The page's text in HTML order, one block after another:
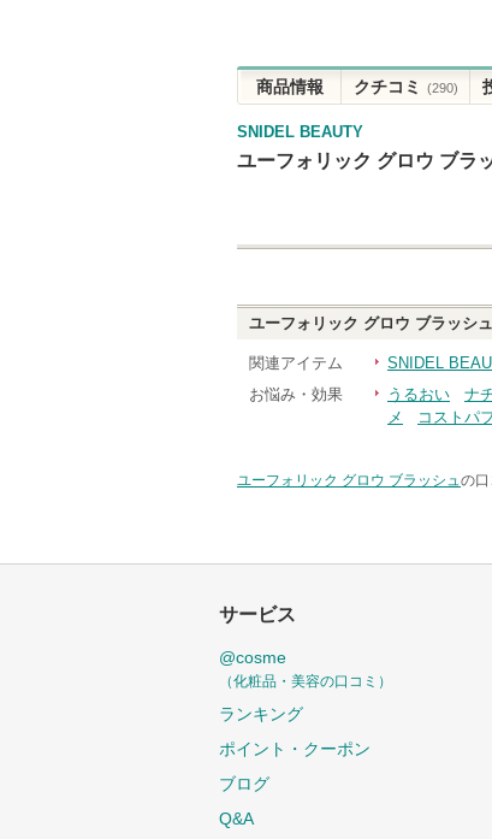
商品情報 クチコミ (290)
SNIDEL BEAUTY
ユーフォリック グロウ ブラ
ユーフォリック グロウ ブラッシュ
関連アイテム SNIDEL
お悩み・効果
うるおい ナ
メ
コストパ
ユーフォリック グロウ ブラッシュの
サービス
@cosme
（化粧品・美容の口コミ）
ランキング
ポイント・クーポン
ブログ
Q&A